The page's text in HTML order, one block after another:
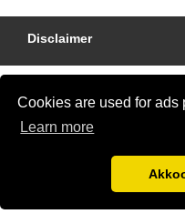
Cookies are used for ads
Learn more
Disclaimer